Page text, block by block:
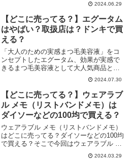
2024.06.29
【どこに売ってる？】エグータム
はやばい？取扱店は？ドンキで買
える？
「大人のための実感まつ毛美容液」をコ
ンセプトしたエグータム、効果が実感で
きるまつ毛美容液として大人気商品とな
っています。エグータムはどこに売って
る？取扱店は？ドンキで買える？そこで
今回はエグータムの売ってる場所を調べ
てみました。
2024.07.30
【どこに売ってる？】ウェアラブ
ル メモ（リストバンドメモ）は
ダイソーなどの100均で買える？
ウェアラブル メモ（リストバンドメモ）
はどこに売ってる？ダイソーなどの100均
で買える？そこで今回はウェアラブル メ
モ（リストバンドメモ）の売ってる場所
2024.03.29